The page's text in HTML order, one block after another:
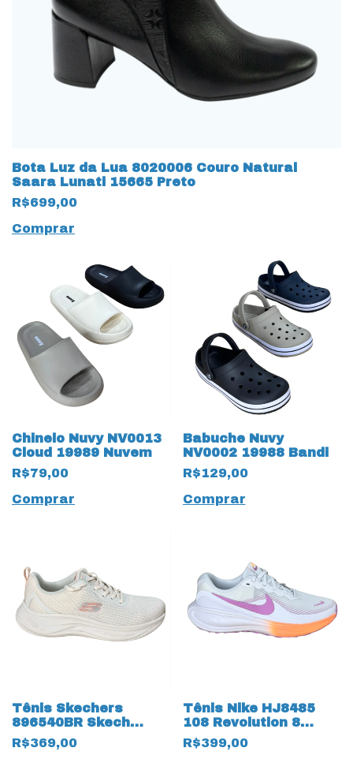
Bota Luz da Lua 8020006 Couro Natural
Saara Lunati 15665 Preto
R$699,00
Comprar
Chinelo Nuvy NV0013
Cloud 19989 Nuvem
R$79,00
Comprar
Babuche Nuvy
NV0002 19988 Bandi
R$129,00
Comprar
Tênis Skechers
896540BR Skech
Cloud Natural 19990
Off White
R$369,00
Tênis Nike HJ8485
108 Revolution 8
19985
Branco/Magenta
R$399,00